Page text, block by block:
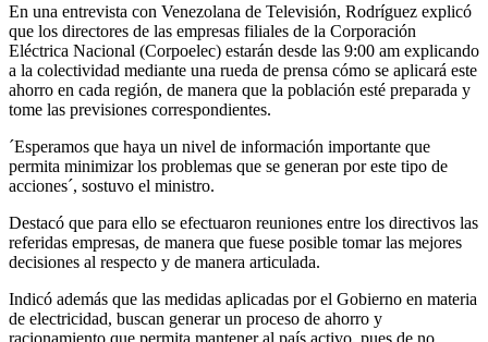
En una entrevista con Venezolana de Televisión, Rodríguez explicó
que los directores de las empresas filiales de la Corporación
Eléctrica Nacional (Corpoelec) estarán desde las 9:00 am explicando
a la colectividad mediante una rueda de prensa cómo se aplicará este
ahorro en cada región, de manera que la población esté preparada y
tome las previsiones correspondientes.
´Esperamos que haya un nivel de información importante que
permita minimizar los problemas que se generan por este tipo de
acciones´, sostuvo el ministro.
Destacó que para ello se efectuaron reuniones entre los directivos las
referidas empresas, de manera que fuese posible tomar las mejores
decisiones al respecto y de manera articulada.
Indicó además que las medidas aplicadas por el Gobierno en materia
de electricidad, buscan generar un proceso de ahorro y
racionamiento que permita mantener al país activo, pues de no